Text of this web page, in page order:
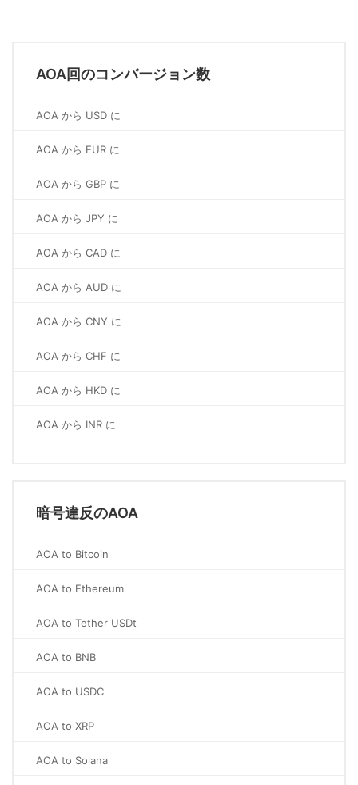
AOA回のコンバージョン数
AOA から USD に
AOA から EUR に
AOA から GBP に
AOA から JPY に
AOA から CAD に
AOA から AUD に
AOA から CNY に
AOA から CHF に
AOA から HKD に
AOA から INR に
暗号違反のAOA
AOA to Bitcoin
AOA to Ethereum
AOA to Tether USDt
AOA to BNB
AOA to USDC
AOA to XRP
AOA to Solana